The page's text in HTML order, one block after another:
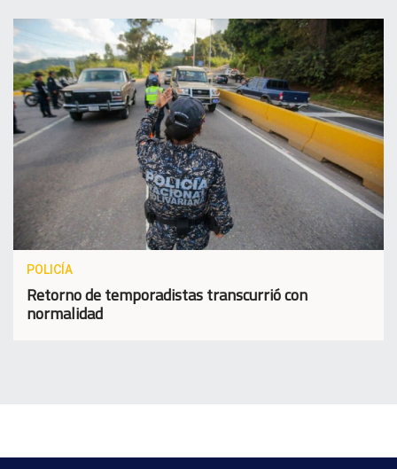
POLICÍA
Retorno de temporadistas transcurrió con
normalidad